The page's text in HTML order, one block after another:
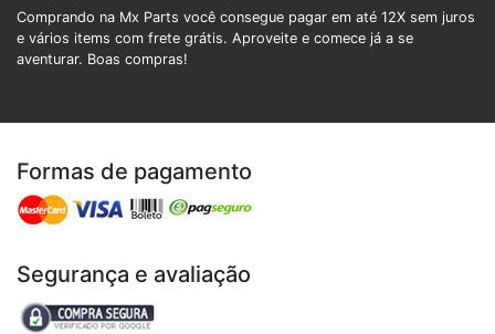
Comprando na Mx Parts você consegue pagar em até 12X sem juros
e vários items com frete grátis. Aproveite e comece já a se
aventurar. Boas compras!
Formas de pagamento
Segurança e avaliação